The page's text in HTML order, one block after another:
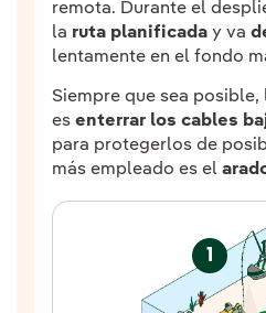
remota. Durante el
la ruta planificada y va
lentamente en el fondo
Siempre que sea
es enterrar los cables
para protegerlos de
más empleado es el
1